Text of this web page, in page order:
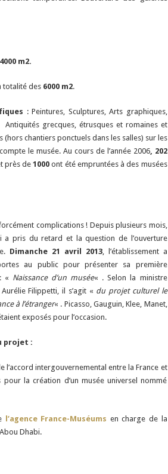
4000 m2.
totalité des 6000 m2.
: Peintures, Sculptures, Arts graphiques,
Antiquités grecques, étrusques et romaines et
(hors chantiers ponctuels dans les salles) sur les
le musée. Au cours de l’année 2006, 202
près de1000ont été empruntées à des musées
complications ! Depuis plusieurs mois,
a pris du retard et la question de l’ouverture
Dimanche 21 avril 2013, l’établissement a
au public pour présenter sa première
« Naissance d’un musée« . Selon la ministre
Filippetti, il s’agit « du projet culturel le
à l’étranger« . Picasso, Gauguin, Klee, Manet,
exposés pour l’occasion.
projet :
l’accord intergouvernemental entre la France et
pour la création d’un musée universel nommé
l’agence France-Muséums en charge de la
Dhabi.